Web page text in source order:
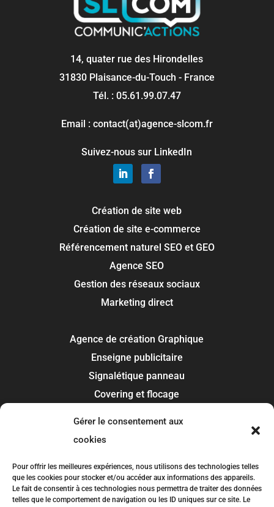
Gérer le consentement aux
cookies
Pour offrir les meilleures expériences, nous utilisons des technologies telles
que les cookies pour stocker et/ou accéder aux informations des appareils.
Le fait de consentir à ces technologies nous permettra de traiter des données
telles que le comportement de navigation ou les ID uniques sur ce site. Le
14, quater rue des Hirondelles
31830 Plaisance-du-Touch - France
Tél. : 05.61.99.07.47
Email : contact(at)agence-slcom.fr
Suivez-nous sur LinkedIn
Création de site web
Création de site e-commerce
Référencement naturel SEO et GEO
Agence SEO
Gestion des réseaux sociaux
Marketing direct
Agence de création Graphique
Enseigne publicitaire
Signalétique panneau
Covering et flocage
Toulouse
Colomiers
Blagnac